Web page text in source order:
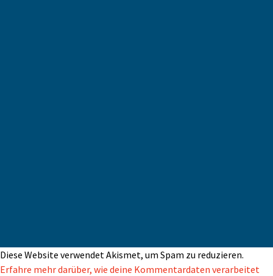
Diese Website verwendet Akismet, um Spam zu reduzieren.
Erfahre mehr darüber, wie deine Kommentardaten verarbeitet